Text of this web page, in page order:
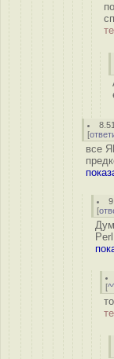
8.51
[
все
[
[